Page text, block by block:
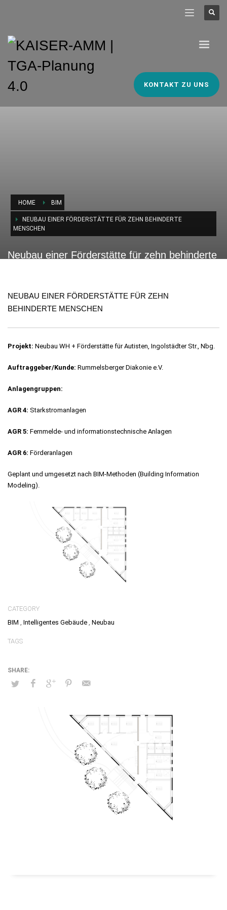
KONTAKT ZU UNS
HOME BIM
NEUBAU EINER FÖRDERSTÄTTE FÜR ZEHN BEHINDERTE
MENSCHEN
Neubau einer Förderstätte für zehn behinderte
NEUBAU EINER FÖRDERSTÄTTE FÜR ZEHN
BEHINDERTE MENSCHEN
Projekt: Neubau WH + Förderstätte für Autisten, Ingolstädter Str., Nbg.
Auftraggeber/Kunde: Rummelsberger Diakonie e.V.
Anlagengruppen:
AGR 4: Starkstromanlagen
AGR 5: Fernmelde- und informationstechnische Anlagen
AGR 6: Förderanlagen
Geplant und umgesetzt nach BIM-Methoden (Building Information
Modeling).
CATEGORY
BIM , Intelligentes Gebäude , Neubau
TAGS